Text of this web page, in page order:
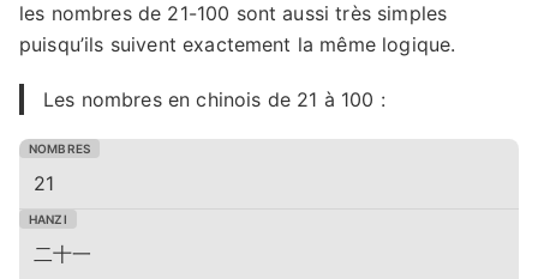
les nombres de 21-100 sont aussi très simples
puisqu’ils suivent exactement la même logique.
Les nombres en chinois de 21 à 100 :
21
二十一